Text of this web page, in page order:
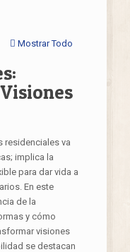
Mostrar Todo
residenciales va
implica la
para dar vida a
En este
de la
y cómo
visiones
se destacan